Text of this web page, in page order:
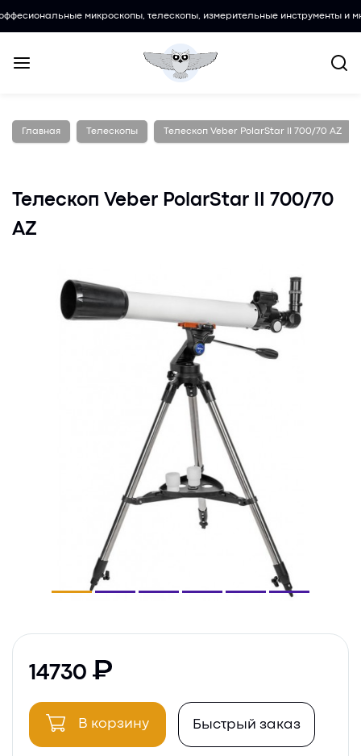
микроскопы, телескопы, измерительные инструменты и многое
Главная Телескопы Телескоп Veber PolarStar II 700/70 AZ
Телескоп Veber PolarStar II 700/70
AZ
14730
В корзину Быстрый заказ